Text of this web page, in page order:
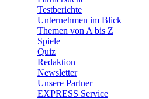
Testberichte
Unternehmen im Blick
Themen von A bis Z
Spiele
Quiz
Redaktion
Newsletter
Unsere Partner
EXPRESS Service